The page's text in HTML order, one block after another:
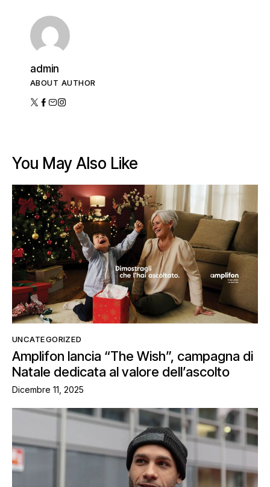
admin
ABOUT AUTHOR
You May Also Like
UNCATEGORIZED
Amplifon lancia “The Wish”, campagna di
Natale dedicata al valore dell’ascolto
Dicembre 11, 2025